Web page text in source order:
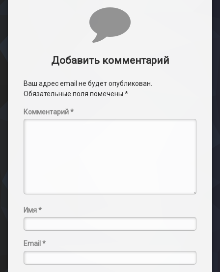
Добавить комментарий
Ваш адрес email не будет опубликован.
Обязательные поля помечены *
Комментарий*
Имя*
Email *